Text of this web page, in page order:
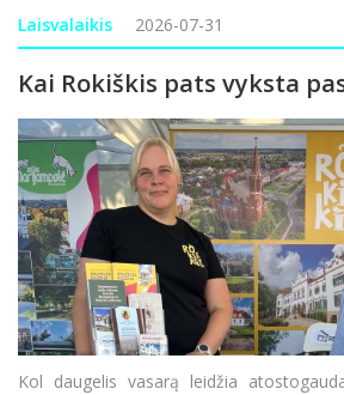
gali būti skiriama vidaus politikai,
gyventojų lūkesčiams. Silp
Laisvalaikis 2026-07-31
Kai Rokiškis pats vyksta
Kol daugelis vasarą leidžia